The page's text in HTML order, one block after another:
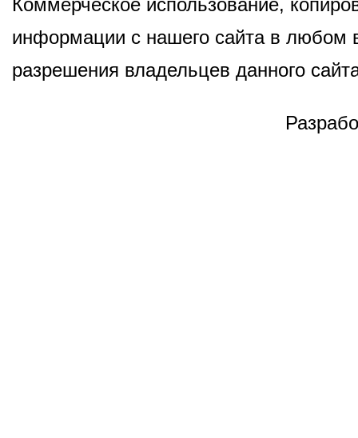
информации с нашего сайта в любом
разрешения владельцев данного